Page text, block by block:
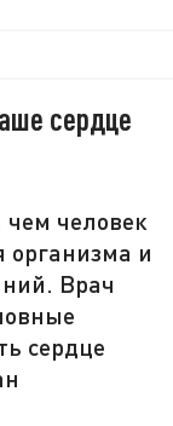
сердце
чем человек
организма и
Врач
сердце